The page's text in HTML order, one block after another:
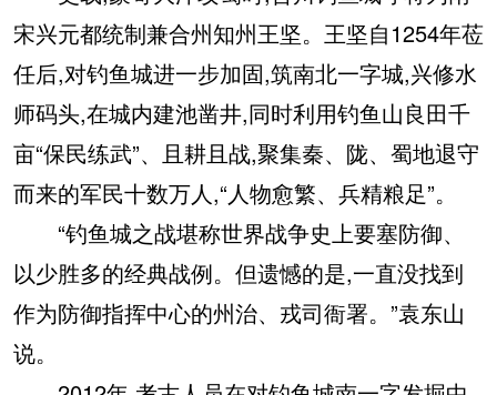
宋兴元都统制兼合州知州王坚。王坚自1254年莅
任后,对钓鱼城进一步加固,筑南北一字城,兴修水
师码头,在城内建池凿井,同时利用钓鱼山良田千
亩“保民练武”、且耕且战,聚集秦、陇、蜀地退守
而来的军民十数万人,“人物愈繁、兵精粮足”。
“钓鱼城之战堪称世界战争史上要塞防御、
以少胜多的经典战例。但遗憾的是,一直没找到
作为防御指挥中心的州治、戎司衙署。”袁东山
说。